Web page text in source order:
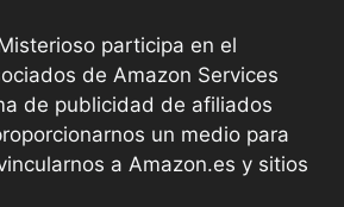
participa en el
de Amazon Services
de publicidad de afiliados
un medio para
a Amazon.es y sitios